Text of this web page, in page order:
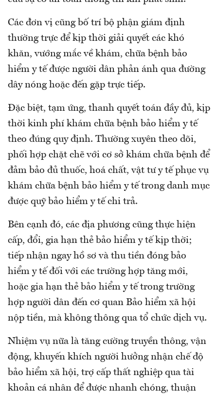
Các đơn vị cũng bố trí bộ phận giám định
thường trực để kịp thời giải quyết các khó
khăn, vướng mắc về khám, chữa bệnh bảo
hiểm y tế được người dân phản ánh qua đường
dây nóng hoặc đến gặp trực tiếp.
Đặc biệt, tạm ứng, thanh quyết toán đầy đủ, kịp
thời kinh phí khám chữa bệnh bảo hiểm y tế
theo đúng quy định. Thường xuyên theo dõi,
phối hợp chặt chẽ với cơ sở khám chữa bệnh để
đảm bảo đủ thuốc, hoá chất, vật tư y tế phục vụ
khám chữa bệnh bảo hiểm y tế trong danh mục
được quỹ bảo hiểm y tế chi trả.
Bên cạnh đó, các địa phương cũng thực hiện
cấp, đổi, gia hạn thẻ bảo hiểm y tế kịp thời;
tiếp nhận ngay hồ sơ và thu tiền đóng bảo
hiểm y tế đối với các trường hợp tăng mới,
hoặc gia hạn thẻ bảo hiểm y tế trong trường
hợp người dân đến cơ quan Bảo hiểm xã hội
nộp tiền, mà không thông qua tổ chức dịch vụ.
Nhiệm vụ nữa là tăng cường truyền thông, vận
động, khuyến khích người hưởng nhận chế độ
bảo hiểm xã hội, trợ cấp thất nghiệp qua tài
khoản cá nhân để được nhanh chóng, thuận